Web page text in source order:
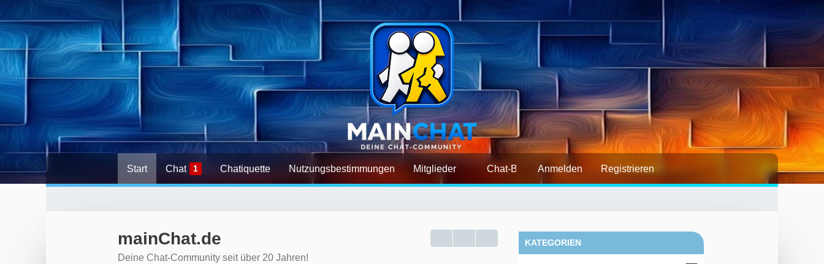
Start Chat 1 Chatiquette Nutzungsbestimmungen Mitglieder Chat-BefehleAnmelden Registrieren
mainChat.de
Deine Chat-Community seit über 20 Jahren!
KATEGORIEN